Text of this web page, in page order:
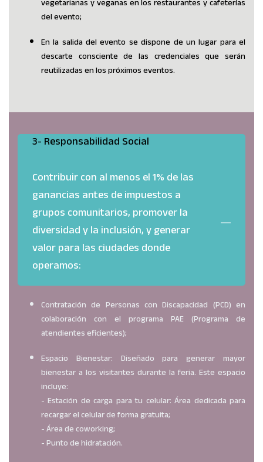
vegetarianas y veganas en los restaurantes y cafeterías
del evento;
En la salida del evento se dispone de un lugar para el
descarte consciente de las credenciales que serán
reutilizadas en los próximos eventos.
3- Responsabilidad Social
Contribuir con al menos el 1% de las
ganancias antes de impuestos a
grupos comunitarios, promover la
diversidad y la inclusión, y generar
valor para las ciudades donde
operamos:
Contratación de Personas con Discapacidad (PCD) en
colaboración con el programa PAE (Programa de
atendientes eficientes);
Espacio Bienestar: Diseñado para generar mayor
bienestar a los visitantes durante la feria. Este espacio
incluye:
- Estación de carga para tu celular: Área dedicada para
recargar el celular de forma gratuita;
- Área de coworking;
- Punto de hidratación.